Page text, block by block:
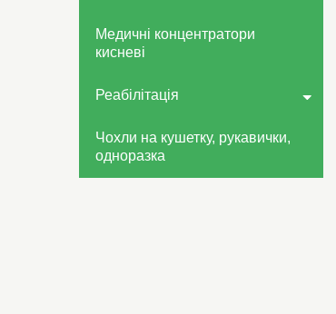
Медичні концентратори
кисневі
Реабілітація
Чохли на кушетку, рукавички,
одноразка